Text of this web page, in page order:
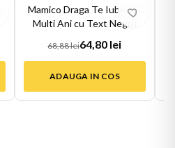
6%
Mamico Draga Te Iubim La
Multi Ani cu Text Negru
68,88 lei64,80 lei
ADAUGA IN COS